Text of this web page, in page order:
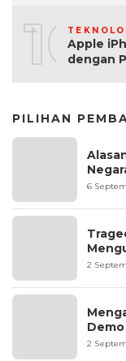
10Apple
dengan
PILIHAN
6
2
2